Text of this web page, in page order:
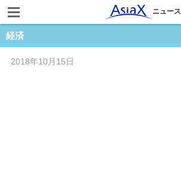
ニュース
経済
2018年10月15日